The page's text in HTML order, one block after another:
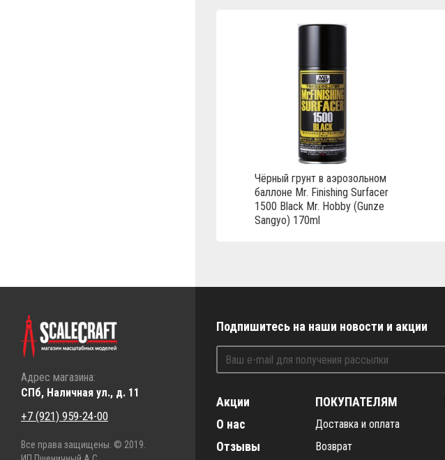
Чёрный грунт в аэрозольном
баллоне Mr. Finishing Surfacer
1500 Black Mr. Hobby (Gunze
Sangyo) 170ml
Адрес магазина:
СПб, Наличная ул., д. 11
+7 (921) 959-24-00
Все права защищены. © 2019.
Подпишитесь на наши новости и акции
Акции
О нас
Отзывы
ПОКУПАТЕЛЯМ
Доставка и оплата
Возврат